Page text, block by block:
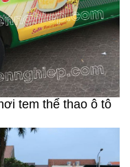
tem thể thao ô tô